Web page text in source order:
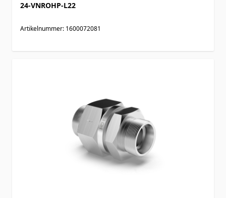
24-VNROHP-L22
Artikelnummer: 1600072081